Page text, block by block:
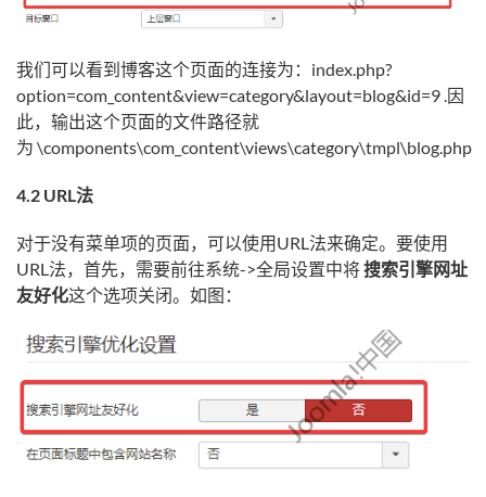
我们可以看到博客这个页面的连接为：index.php?
option=com_content&view=category&layout=blog&id=9 .因
此，输出这个页面的文件路径就
为 \components\com_content\views\category\tmpl\blog.php
4.2 URL法
对于没有菜单项的页面，可以使用URL法来确定。要使用
URL法，首先，需要前往系统->全局设置中将搜索引擎网址
友好化这个选项关闭。如图：